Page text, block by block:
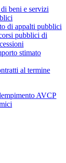
beni e servizi
di appalti pubblici
pubblici di
stimato
al termine
AVCP